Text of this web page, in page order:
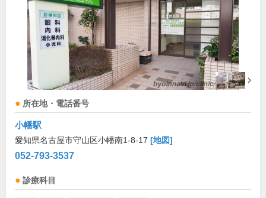
所在地・電話番号
小幡駅
愛知県名古屋市守山区小幡南1-8-17 [地図]
052-793-3537
診療科目